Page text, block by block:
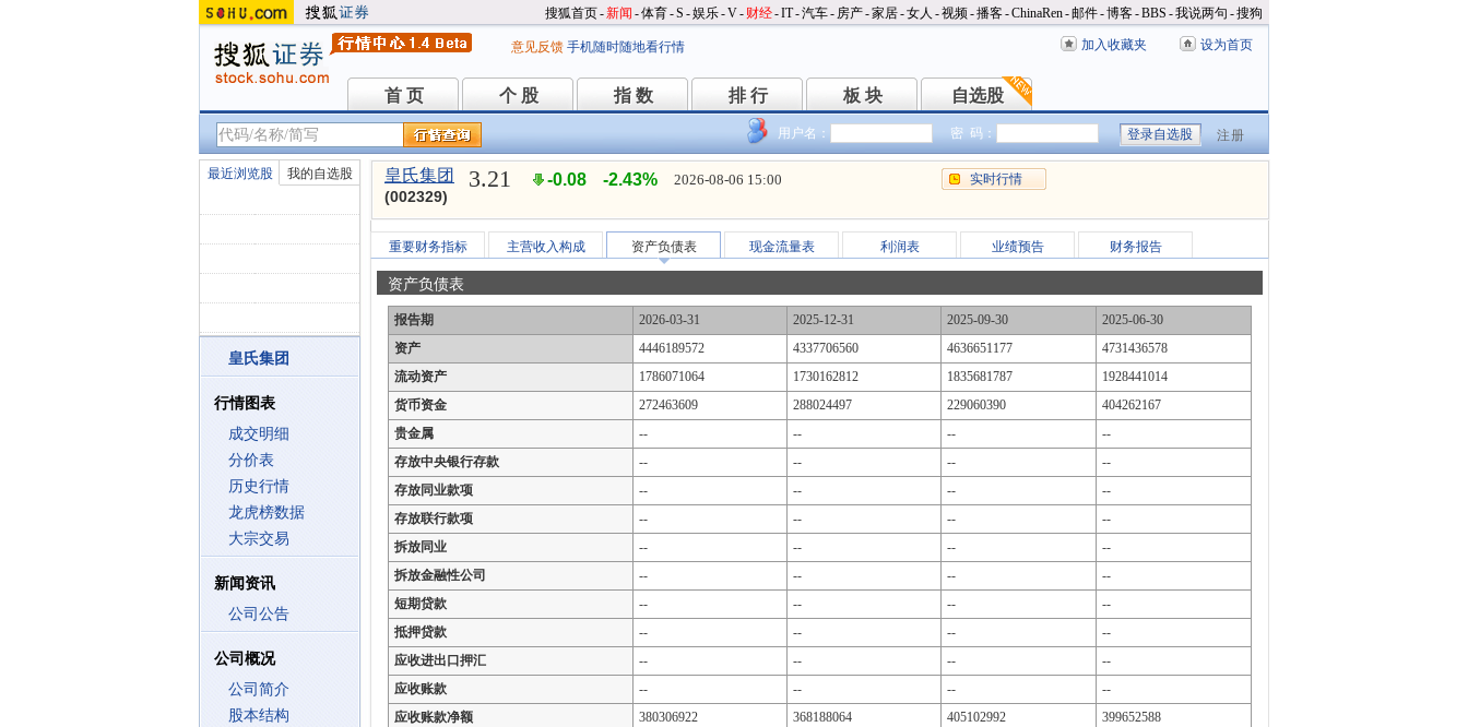
搜狐首页-新闻 -体育-S -娱乐-V- 财经-IT-汽车- 房产-家居-女人 -视频-播客-ChinaRen-邮件-博客-BBS -我说两句 -搜狗
意见反馈 手机随时随地看行情 加入收藏夹 设为首页
首 页
首 页 个 股
个 股 指 数
指 数 排 行
排 行 板 块
板 块 自选股
自选股
用户名： 密 码： 注册
最近浏览股 我的自选股
皇氏集团
行情图表
成交明细
分价表
历史行情
龙虎榜数据
大宗交易
新闻资讯
公司公告
公司概况
公司简介
股本结构
皇氏集团
(002329)
3.21 -0.08 -2.43% 2026-08-06 15:00 实时行情
重要财务指标 主营收入构成 资产负债表 现金流量表 利润表 业绩预告 财务报告
资产负债表
报告期 2026-03-31 2025-12-31 2025-09-30
2025-06-30
资产
4446189572 4337706560 4636651177
4731436578
流动资产
1786071064 1730162812 1835681787
1928441014
货币资金
272463609 288024497 229060390
404262167
贵金属
-- -- --
--
存放中央银行存款
-- -- --
--
存放同业款项
-- -- --
--
存放联行款项
-- -- --
--
拆放同业
-- -- --
--
拆放金融性公司
-- -- --
--
短期贷款
-- -- --
--
抵押贷款
-- -- --
--
应收进出口押汇
-- -- --
--
应收账款
-- -- --
--
应收账款净额
380306922 368188064 405102992
399652588